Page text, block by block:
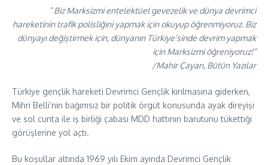
“Biz Marksizmi entelektüel gevezelik ve dünya devrimci
hareketinin trafik polisliğini yapmak için okuyup öğrenmiyoruz. Biz
dünyayı değiştirmek için, dünyanın Türkiye’sinde devrim yapmak
için Marksizmi öğreniyoruz!”
/Mahir Çayan, Bütün Yazılar
Türkiye gençlik hareketi Devrimci Gençlik kırılmasına giderken,
Mihri Belli’nin bağımsız bir politik örgüt konusunda ayak direyişi
ve sol cunta ile iş birliği çabası MDD hattının barutunu tükettiği
görüşlerine yol açtı.
Bu koşullar altında 1969 yılı Ekim ayında Devrimci Gençlik